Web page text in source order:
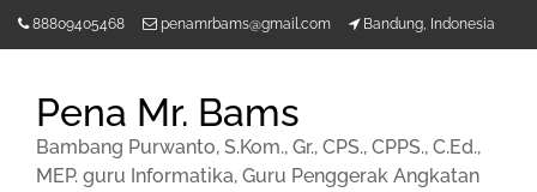
88809405468 penamrbams@gmail.com Bandung, Indonesia
Pena Mr. Bams
Bambang Purwanto, S.Kom., Gr., CPS., CPPS., C.Ed.,
MEP. guru Informatika, Guru Penggerak Angkatan